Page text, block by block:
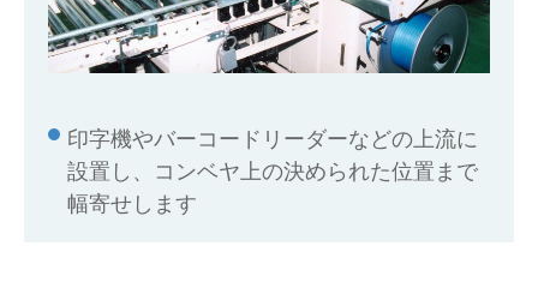
印字機やバーコードリーダーなどの上流に
設置し、コンベヤ上の決められた位置まで
幅寄せします